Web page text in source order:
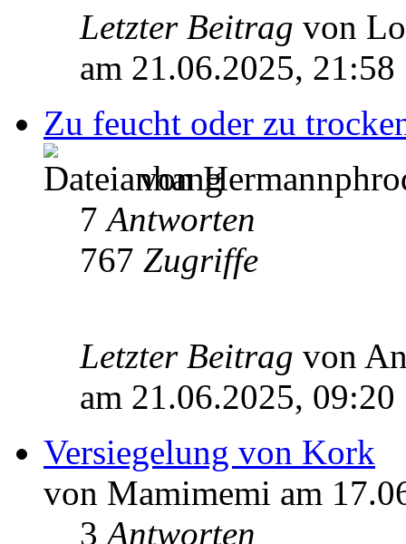
Letzter Beitrag von
am 21.06.2025, 21:58
Zu feucht oder zu
von
7Antworten
767 Zugriffe
Letzter Beitrag von
am 21.06.2025, 09:20
Versiegelung von Kork
von Mamimemi am
3Antworten